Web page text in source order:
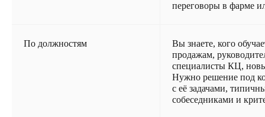
переговоры в фарме
По должностям
Вы знаете, кого
продажам,
специалисты КЦ,
Нужно решение под
с её задачами,
собеседниками и